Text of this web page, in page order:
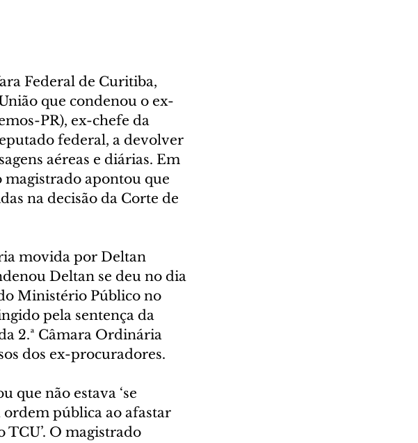
Federal de Curitiba,
que condenou o ex-
PR), ex-chefe da
federal, a devolver
aéreas e diárias. Em
magistrado apontou que
na decisão da Corte de
movida por Deltan
Deltan se deu no dia
Ministério Público no
pela sentença da
2.ª Câmara Ordinária
dos ex-procuradores.
que não estava ‘se
pública ao afastar
O magistrado